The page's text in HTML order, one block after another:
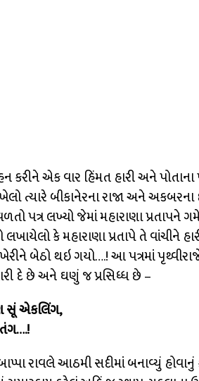
કરીને એક વાર હિંમત હારી અને પોતાના
ત્યારે બીકાનેરના રાજા અને
પત્ર લખ્યો જેમાં મહારાણા પ્રતાપને
કે મહારાણા પ્રતાપે તે વાંચીને
બેઠો થઇ ગયો….! આ પત્રમાં
દે છે અને ઘણું જ પ્રસિધ્ધ છે –
સૂં એકલિંગ,
રાવલે આઠમી સદીમાં બનાવ્યું